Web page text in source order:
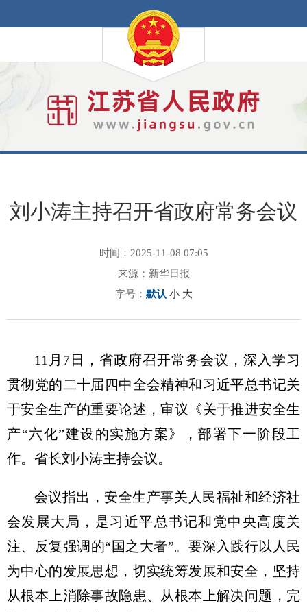
刘小涛主持召开省政府常务会议
时间：2025-11-08 07:05
来源：新华日报
字号： 默认 小 大
11月7日，省政府召开常务会议，深入学习
贯彻党的二十届四中全会精神和习近平总书记关
于安全生产的重要论述，审议《关于推进安全生
产“六化”建设的实施方案》，部署下一阶段工
作。省长刘小涛主持会议。
会议指出，安全生产事关人民福祉和经济社
会发展大局，是习近平总书记和党中央高度关
注、反复强调的“国之大者”。要深入践行以人民
为中心的发展思想，切实统筹发展和安全，坚持
从根本上消除事故隐患、从根本上解决问题，完